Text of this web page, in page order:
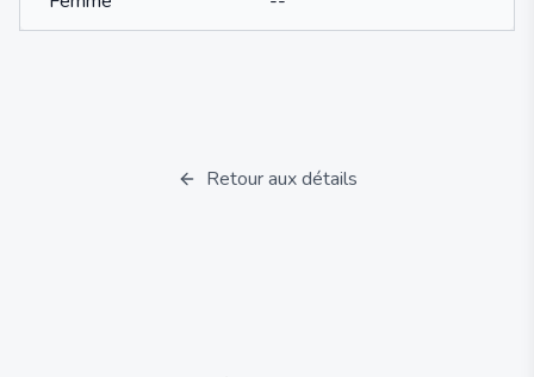
Retour aux détails